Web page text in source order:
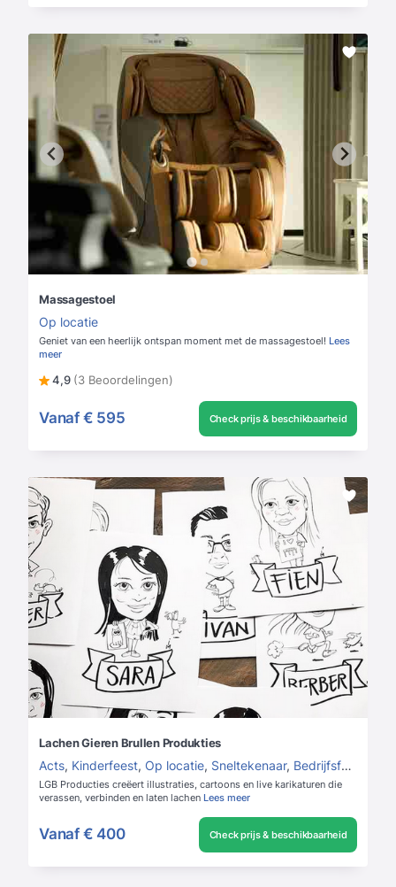
Massagestoel
Op locatie
Geniet van een heerlijk ontspan moment met de massagestoel! Lees
meer
4,9 (3 Beoordelingen)
Vanaf € 595 Check prijs & beschikbaarheid
Lachen Gieren Brullen Produkties
Acts, Kinderfeest, Op locatie, Sneltekenaar, Bedrijfsfeest cases
LGB Producties creëert illustraties, cartoons en live karikaturen die
verassen, verbinden en laten lachen Lees meer
Vanaf € 400 Check prijs & beschikbaarheid